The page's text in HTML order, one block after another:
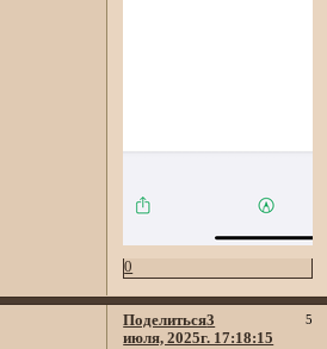
0
Поделиться 5
3
июля, 2025г. 17:18:15